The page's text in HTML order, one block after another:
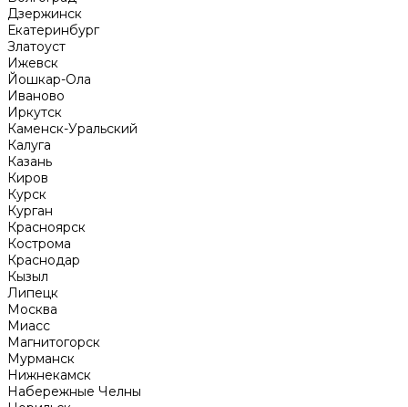
Дзержинск
Екатеринбург
Златоуст
Ижевск
Йошкар-Ола
Иваново
Иркутск
Каменск-Уральский
Калуга
Казань
Киров
Курск
Курган
Красноярск
Кострома
Краснодар
Кызыл
Липецк
Москва
Миасс
Магнитогорск
Мурманск
Нижнекамск
Набережные Челны